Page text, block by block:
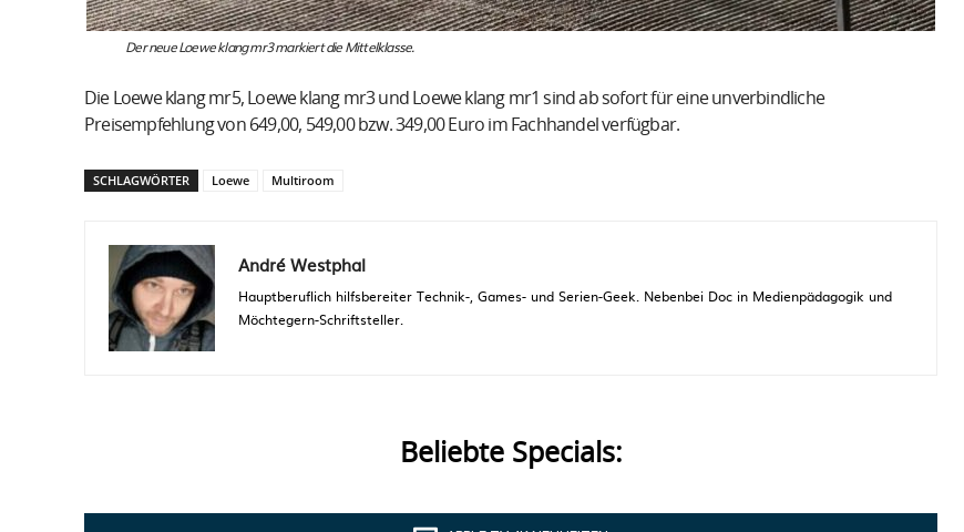
Der neue Loewe klang mr3 markiert die Mittelklasse.
Die Loewe klang mr5, Loewe klang mr3 und Loewe klang mr1 sind ab sofort für eine unverbindliche
Preisempfehlung von 649,00, 549,00 bzw. 349,00 Euro im Fachhandel verfügbar.
SCHLAGWÖRTER Loewe Multiroom
André Westphal
Hauptberuflich hilfsbereiter Technik-, Games- und Serien-Geek. Nebenbei Doc in Medienpädagogik und
Möchtegern-Schriftsteller.
Beliebte Specials: